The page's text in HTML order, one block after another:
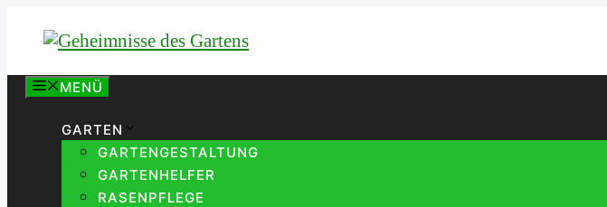
Inhalt
MENÜ
GARTEN
GARTENGESTALTUNG
GARTENHELFER
RASENPFLEGE